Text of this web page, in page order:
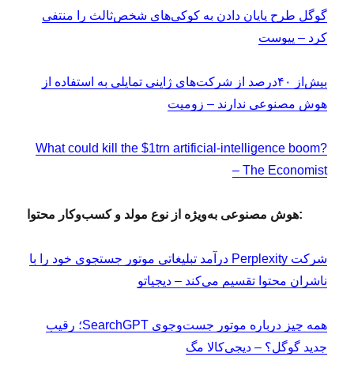
گوگل طرح پایان دادن به کوکی‌های شخص‌ثالث را منتفی
کرد – پیوست
بیش‌از ۴۰درصد از شرکت‌های ژاپنی تمایلی به استفاده از
هوش مصنوعی ندارند – زومیت
What could kill the $1trn artificial-intelligence boom?
– The Economist
هوش مصنوعی به‌ویژه از نوع مولد و کسب‌وکار محتوا:
شرکت Perplexity درآمد تبلیغاتی موتور جستجوی خود را با
ناشران محتوا تقسیم می‌کند – دیجیاتو
همه چیز درباره موتور جست‌وجوی SearchGPT؛ رقیب
جدید گوگل؟ – دیجی‌کالا مگ